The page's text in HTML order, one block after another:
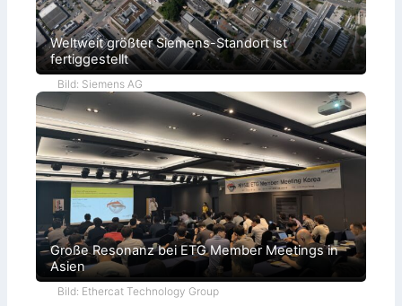
Weltweit größter Siemens-Standort ist
fertiggestellt
Bild: Siemens AG
Große Resonanz bei ETG Member Meetings in
Asien
Bild: Ethercat Technology Group